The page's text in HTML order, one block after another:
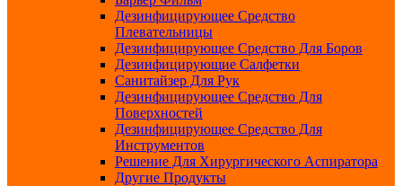
Дезинфицирующее Средство
Плевательницы
Дезинфицирующее Средство Для Боров
Дезинфицирующие Салфетки
Санитайзер Для Рук
Дезинфицирующее Средство Для
Поверхностей
Дезинфицирующее Средство Для
Инструментов
Решение Для Хирургического Аспиратора
Другие Продукты